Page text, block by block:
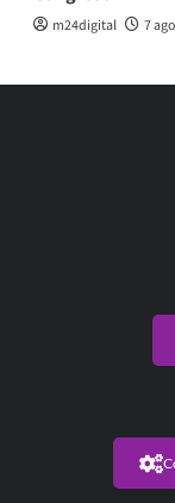
m24digital 7